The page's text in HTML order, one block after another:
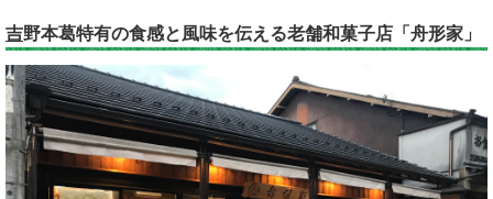
吉野本葛特有の食感と風味を伝える老舗和菓子店「舟形家」